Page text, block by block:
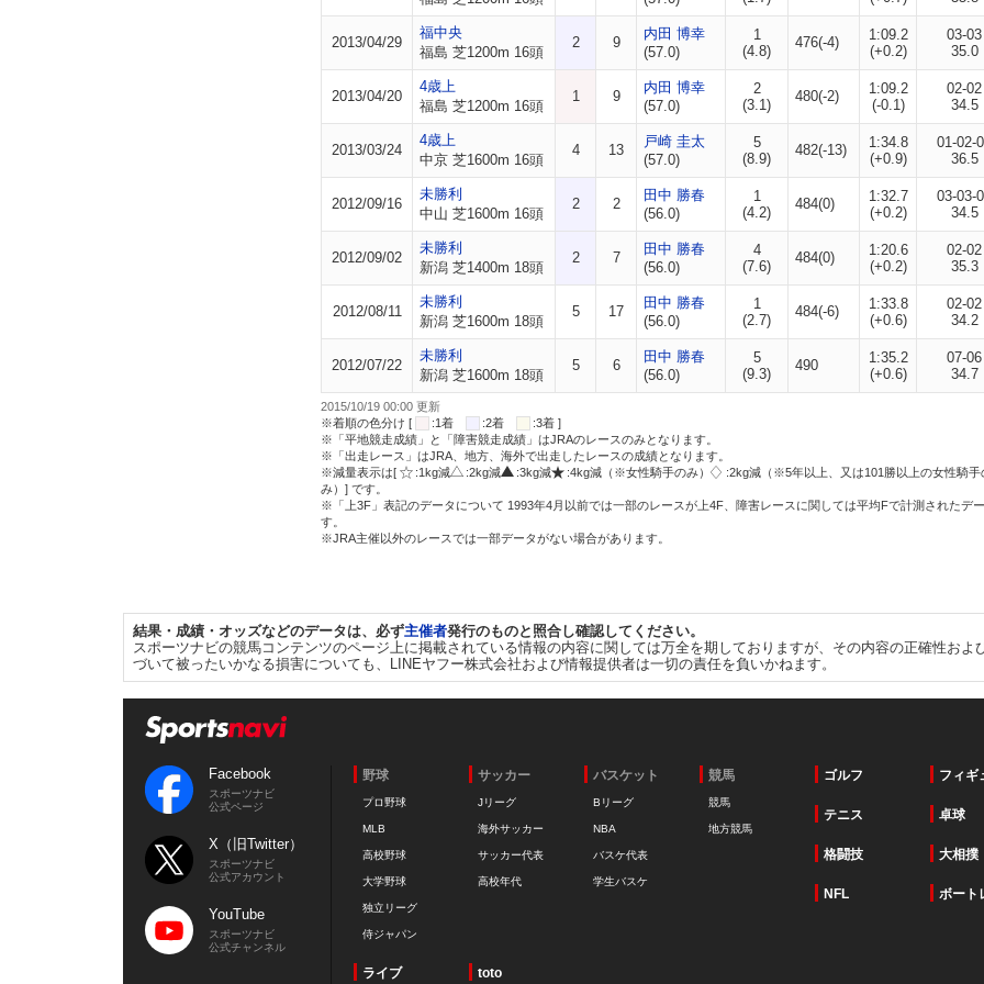
2013/04/29
福中央
福島 芝1200m 16頭
2 9
内田 博幸
(57.0)
1
(4.8)
476(-4)
1:09.2
(+0.2)
03-03
35.0
2013/04/20
4歳上
福島 芝1200m 16頭
1 9
内田 博幸
(57.0)
2
(3.1)
480(-2)
1:09.2
(-0.1)
02-02
34.5
2013/03/24
4歳上
中京 芝1600m 16頭
4 13
戸崎 圭太
(57.0)
5
(8.9)
482(-13)
1:34.8
(+0.9)
01-02-
36.5
2012/09/16
未勝利
中山 芝1600m 16頭
2 2
田中 勝春
(56.0)
1
(4.2)
484(0)
1:32.7
(+0.2)
03-03-
34.5
2012/09/02
未勝利
新潟 芝1400m 18頭
2 7
田中 勝春
(56.0)
4
(7.6)
484(0)
1:20.6
(+0.2)
02-02
35.3
2012/08/11
未勝利
新潟 芝1600m 18頭
5 17
田中 勝春
(56.0)
1
(2.7)
484(-6)
1:33.8
(+0.6)
02-02
34.2
2012/07/22
未勝利
新潟 芝1600m 18頭
5 6
田中 勝春
(56.0)
5
(9.3)
490
1:35.2
(+0.6)
07-06
34.7
2015/10/19 00:00 更新
※着順の色分け [
:1着 :2着
:3着 ]
※「平地競走成績」と「障害競走成績」はJRAのレースのみとなります。
※「出走レース」はJRA、地方、海外で出走したレースの成績となります。
※減量表示は[
:1kg減 :2kg減 :3kg減 :4kg減（※女性騎手のみ）
:2kg減（※5年以上、又は101勝以上の女性騎手
み）] です。
※「上3F」表記のデータについて 1993年4月以前では一部のレースが上4F、障害レースに関しては平均Fで計測されたデ
す。
※JRA主催以外のレースでは一部データがない場合があります。
結果・成績・オッズなどのデータは、必ず主催者発行のものと照合し確認してください。
スポーツナビの競馬コンテンツのページ上に掲載されている情報の内容に関しては万全を期しておりますが、その内容の正確性お
づいて被ったいかなる損害についても、LINEヤフー株式会社および情報提供者は一切の責任を負いかねます。
Facebook
スポーツナビ
公式ページ
X（旧Twitter）
スポーツナビ
公式アカウント
YouTube
スポーツナビ
公式チャンネル
野球
プロ野球
MLB
高校野球
大学野球
独立リーグ
侍ジャパン
サッカー
Jリーグ
海外サッカー
サッカー代表
高校年代
バスケット
Bリーグ
NBA
バスケ代表
学生バスケ
競馬
競馬
地方競馬
ゴルフ フィギ
テニス 卓球
格闘技 大相撲
NFL ボート
ライブ toto